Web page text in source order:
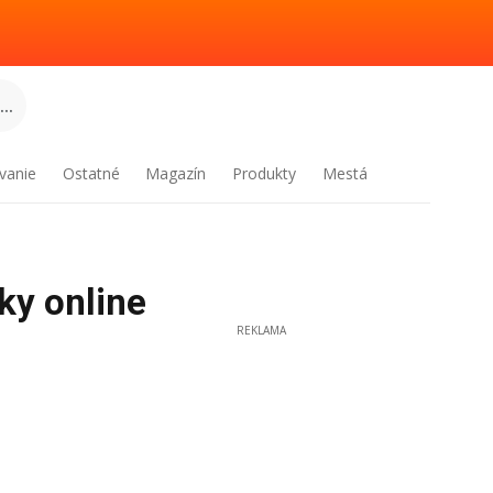
Ostatné Magazín Produkty Mestá
online
REKLAMA